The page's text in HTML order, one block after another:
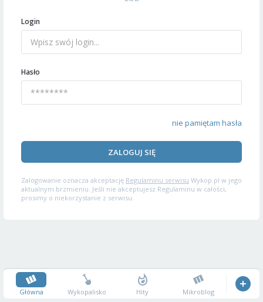
Login
Hasło
nie pamiętam hasła
ZALOGUJ SIĘ
Zalogowanie oznacza akceptację Regulaminu serwisu Wykop.pl w jego
aktualnym brzmieniu. Jeśli nie akceptujesz Regulaminu w całości,
prosimy o niekorzystanie z serwisu.
Główna Wykopalisko Hity Mikroblog